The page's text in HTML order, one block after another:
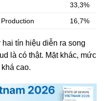
33,3%
16,7%
tín hiệu diễn ra song
là có thật. Mặt khác, mức
cao.